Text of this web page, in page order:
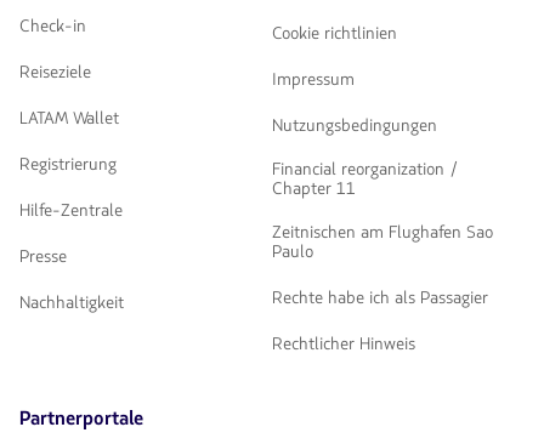
Check-in
Reiseziele
LATAM Wallet
Registrierung
Hilfe-Zentrale
Presse
Nachhaltigkeit
Cookie richtlinien
Impressum
Nutzungsbedingungen
Financial reorganization /
Chapter 11
Zeitnischen am Flughafen Sao
Paulo
Rechte habe ich als Passagier
Rechtlicher Hinweis
Partnerportale